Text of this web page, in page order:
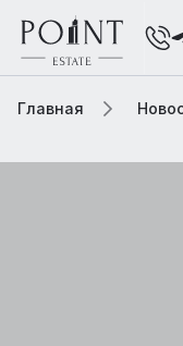
Главная